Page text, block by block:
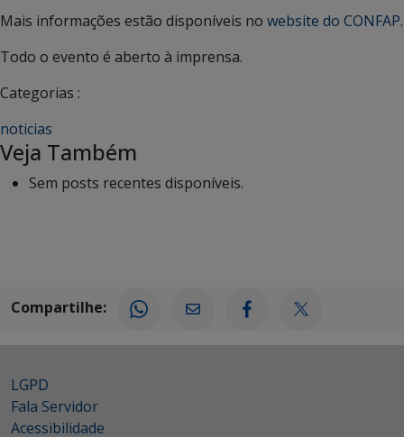
Mais informações estão disponíveis no website do CONFAP.
Todo o evento é aberto à imprensa.
Categorias :
noticias
Veja Também
Sem posts recentes disponíveis.
Compartilhe:
LGPD
Fala Servidor
Acessibilidade